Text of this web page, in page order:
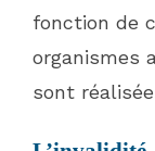
fonction de
organismes
sont